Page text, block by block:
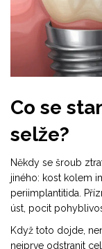
Co se
selže?
Někdy se šroub
jiného: kost kolem
periimplantitida.
úst, pocit
Když toto dojde,
nejprve odstranit